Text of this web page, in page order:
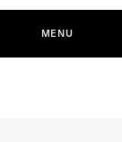
MENU